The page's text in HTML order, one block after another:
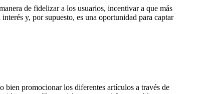
de fidelizar a los usuarios, incentivar a que más
y, por supuesto, es una oportunidad para captar
bien promocionar los diferentes artículos a través de